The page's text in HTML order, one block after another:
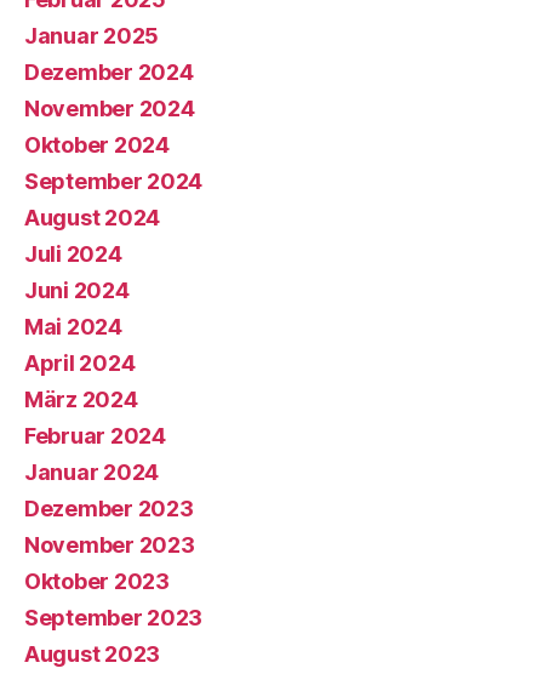
Januar 2025
Dezember 2024
November 2024
Oktober 2024
September 2024
August 2024
Juli 2024
Juni 2024
Mai 2024
April 2024
März 2024
Februar 2024
Januar 2024
Dezember 2023
November 2023
Oktober 2023
September 2023
August 2023